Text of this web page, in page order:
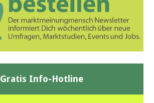
Gratis Info-Hotline